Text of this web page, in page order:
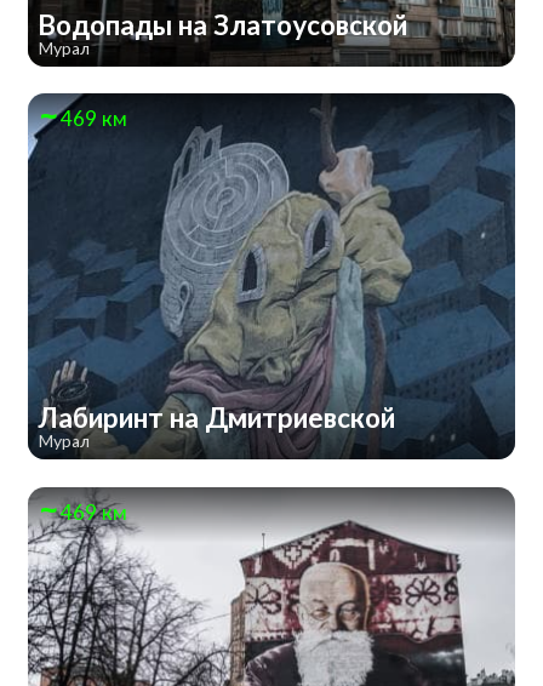
Водопады на Златоусовской
Мурал
469 км
Лабиринт на Дмитриевской
Мурал
469 км